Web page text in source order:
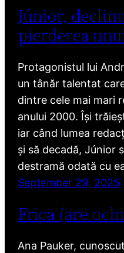
Júnior,
pierderea
Protagonistul lui
un tânăr talentat
dintre cele mai mari
anului 2000. Își
iar când lumea
și să decadă, Júnior
destramă odată cu
September 29, 2025
Frica (are
Ana Pauker,